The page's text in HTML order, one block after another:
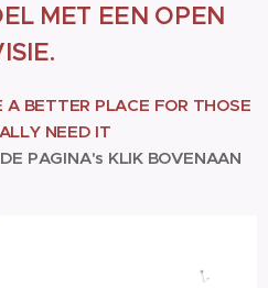
MET EEN OPEN
A BETTER PLACE FOR THOSE
NEED IT
PAGINA's KLIK BOVENAAN